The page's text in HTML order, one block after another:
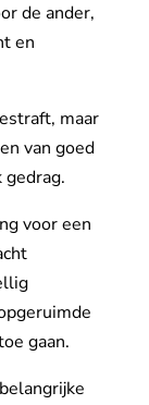
de ander,
en
maar
van goed
voor een
gaan.